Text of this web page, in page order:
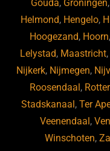
Gouda, Groningen,
Helmond, Hengelo,
Hoogezand, Hoorn,
Lelystad, Maastricht,
Nijkerk, Nijmegen,
Roosendaal,
Stadskanaal,Ter
Veenendaal,
Winschoten,